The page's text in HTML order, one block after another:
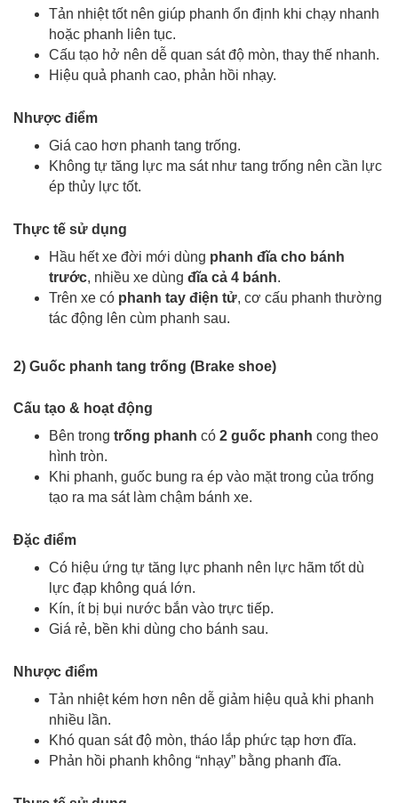
Tản nhiệt tốt nên giúp phanh ổn định khi chạy nhanh
hoặc phanh liên tục.
Cấu tạo hở nên dễ quan sát độ mòn, thay thế nhanh.
Hiệu quả phanh cao, phản hồi nhạy.
Nhược điểm
Giá cao hơn phanh tang trống.
Không tự tăng lực ma sát như tang trống nên cần lực
ép thủy lực tốt.
Thực tế sử dụng
Hầu hết xe đời mới dùng phanh đĩa cho bánh
trước, nhiều xe dùng đĩa cả 4 bánh.
Trên xe có phanh tay điện tử, cơ cấu phanh thường
tác động lên cùm phanh sau.
2) Guốc phanh tang trống (Brake shoe)
Cấu tạo & hoạt động
Bên trong trống phanh có 2 guốc phanh cong theo
hình tròn.
Khi phanh, guốc bung ra ép vào mặt trong của trống
tạo ra ma sát làm chậm bánh xe.
Đặc điểm
Có hiệu ứng tự tăng lực phanh nên lực hãm tốt dù
lực đạp không quá lớn.
Kín, ít bị bụi nước bắn vào trực tiếp.
Giá rẻ, bền khi dùng cho bánh sau.
Nhược điểm
Tản nhiệt kém hơn nên dễ giảm hiệu quả khi phanh
nhiều lần.
Khó quan sát độ mòn, tháo lắp phức tạp hơn đĩa.
Phản hồi phanh không “nhạy” bằng phanh đĩa.